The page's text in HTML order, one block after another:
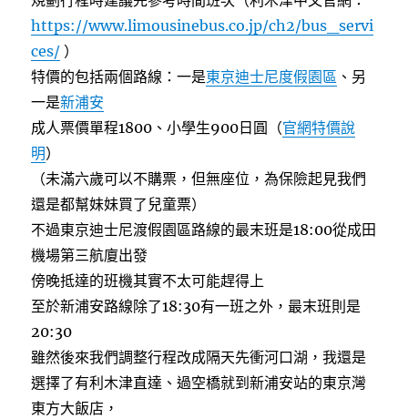
https://www.limousinebus.co.jp/ch2/bus_servi
ces/ ）
特價的包括兩個路線：一是東京迪士尼度假園區 、另
一是新浦安
成人票價單程1800、小學生900日圓（官網特價說
明）
（未滿六歲可以不購票，但無座位，為保險起見我們
還是都幫妹妹買了兒童票）
不過東京迪士尼渡假園區路線的最末班是18:00從成田
機場第三航廈出發
傍晚抵達的班機其實不太可能趕得上
至於新浦安路線除了18:30有一班之外，最末班則是
20:30
雖然後來我們調整行程改成隔天先衝河口湖，我還是
選擇了有利木津直達、過空橋就到新浦安站的東京灣
東方大飯店，